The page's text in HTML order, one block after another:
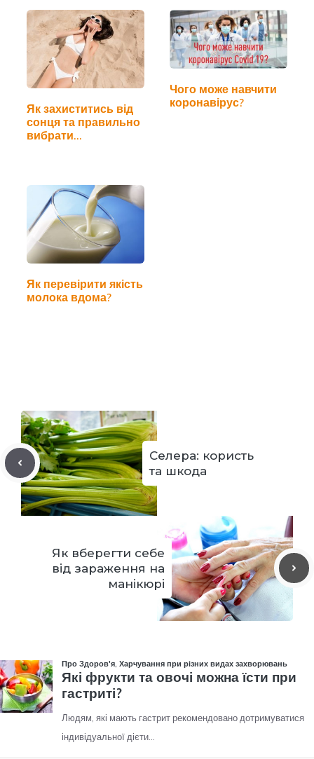
Як захиститись від
сонця та правильно
вибрати…
Чого може навчити
коронавірус?
Як перевірити якість
молока вдома?
Селера: користь
та шкода
Як вберегти себе
від зараження на
манікюрі